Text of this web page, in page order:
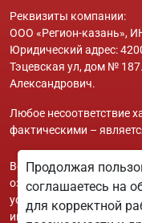
Реквизиты компании:
ООО «Регион-казань»,
Юридический адрес:
Тэцевская ул, дом №
Александрович.
Любое несоответствие
фактическими –
Вся информация на
ознакомительный и
условиях не является
информацию можно
Продолжая
соглашаетесь на
для корректной